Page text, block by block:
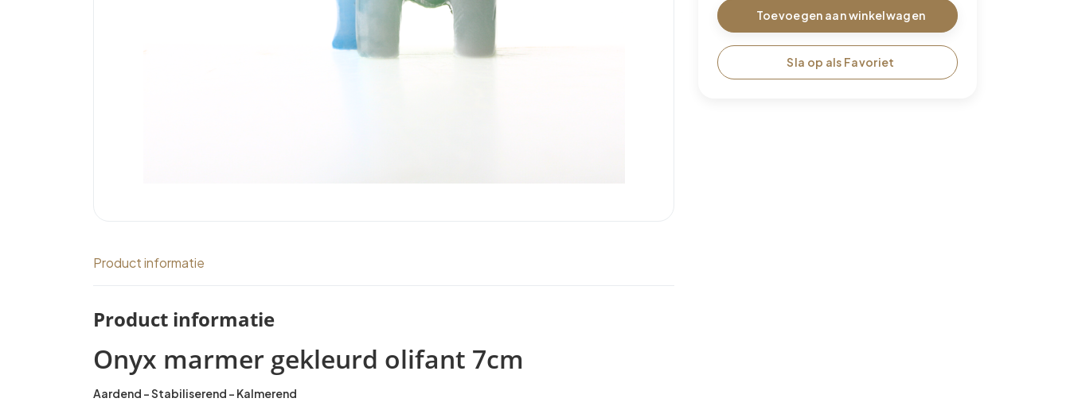
Toevoegen aan winkelwagen
Sla op als Favoriet
Product informatie
Product informatie
Onyx marmer gekleurd olifant 7cm
Aardend – Stabiliserend – Kalmerend